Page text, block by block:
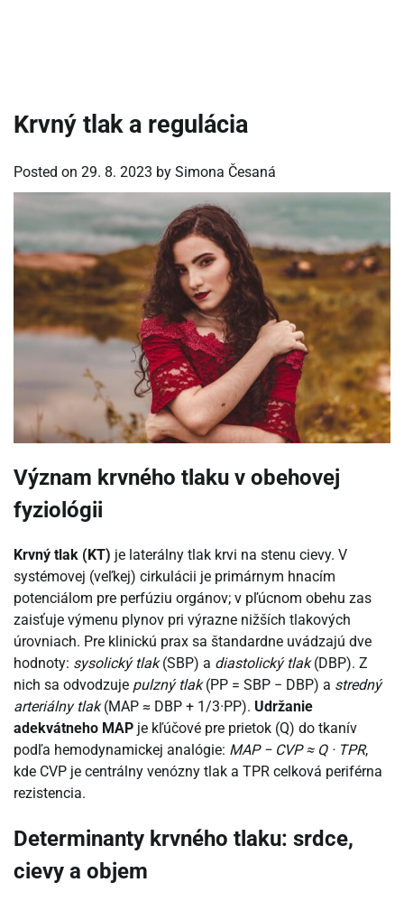
Krvný tlak a regulácia
Posted on 29. 8. 2023 by Simona Česaná
Význam krvného tlaku v obehovej
fyziológii
Krvný tlak (KT) je laterálny tlak krvi na stenu cievy. V
systémovej (veľkej) cirkulácii je primárnym hnacím
potenciálom pre perfúziu orgánov; v pľúcnom obehu zas
zaisťuje výmenu plynov pri výrazne nižších tlakových
úrovniach. Pre klinickú prax sa štandardne uvádzajú dve
hodnoty: sysolický tlak(SBP) a diastolický tlak(DBP). Z
nich sa odvodzuje pulzný tlak(PP = SBP − DBP) a stredný
arteriálny tlak(MAP ≈ DBP + 1/3·PP). Udržanie
adekvátneho MAP je kľúčové pre prietok (Q) do tkanív
podľa hemodynamickej analógie: MAP − CVP ≈ Q · TPR,
kde CVP je centrálny venózny tlak a TPR celková periférna
rezistencia.
Determinanty krvného tlaku: srdce,
cievy a objem